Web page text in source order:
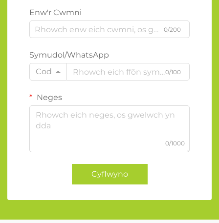
Enw'r Cwmni
0/200
Symudol/WhatsApp
Cod
0/100
Neges
0/1000
Cyflwyno